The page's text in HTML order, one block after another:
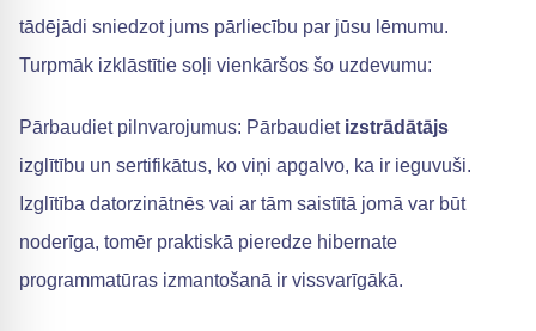
tādējādi sniedzot jums pārliecību par jūsu lēmumu.
Turpmāk izklāstītie soļi vienkāršos šo uzdevumu:
Pārbaudiet pilnvarojumus: Pārbaudiet izstrādātājs
izglītību un sertifikātus, ko viņi apgalvo, ka ir ieguvuši.
Izglītība datorzinātnēs vai ar tām saistītā jomā var būt
noderīga, tomēr praktiskā pieredze hibernate
programmatūras izmantošanā ir vissvarīgākā.